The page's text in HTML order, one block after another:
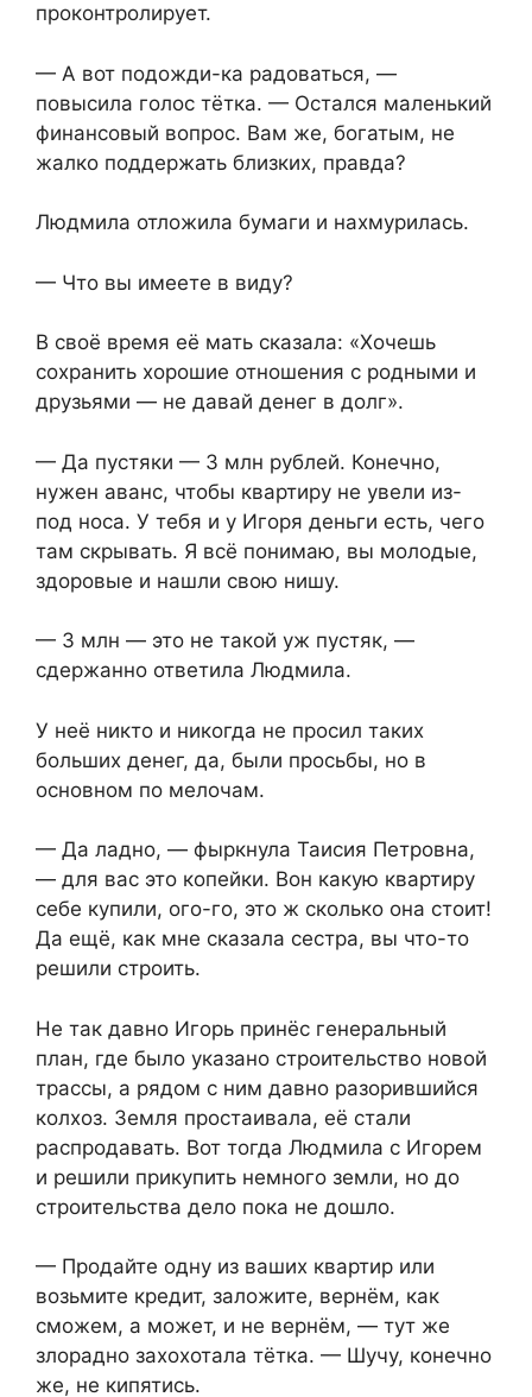
проконтролирует.
— А вот подожди-ка радоваться, —
повысила голос тётка. — Остался маленький
финансовый вопрос. Вам же, богатым, не
жалко поддержать близких, правда?
Людмила отложила бумаги и нахмурилась.
— Что вы имеете в виду?
В своё время её мать сказала: «Хочешь
сохранить хорошие отношения с родными и
друзьями — не давай денег в долг».
— Да пустяки — 3 млн рублей. Конечно,
нужен аванс, чтобы квартиру не увели из-
под носа. У тебя и у Игоря деньги есть, чего
там скрывать. Я всё понимаю, вы молодые,
здоровые и нашли свою нишу.
— 3 млн — это не такой уж пустяк, —
сдержанно ответила Людмила.
У неё никто и никогда не просил таких
больших денег, да, были просьбы, но в
основном по мелочам.
— Да ладно, — фыркнула Таисия Петровна,
— для вас это копейки. Вон какую квартиру
себе купили, ого-го, это ж сколько она стоит!
Да ещё, как мне сказала сестра, вы что-то
решили строить.
Не так давно Игорь принёс генеральный
план, где было указано строительство новой
трассы, а рядом с ним давно разорившийся
колхоз. Земля простаивала, её стали
распродавать. Вот тогда Людмила с Игорем
и решили прикупить немного земли, но до
строительства дело пока не дошло.
— Продайте одну из ваших квартир или
возьмите кредит, заложите, вернём, как
сможем, а может, и не вернём, — тут же
злорадно захохотала тётка. — Шучу, конечно
же, не кипятись.